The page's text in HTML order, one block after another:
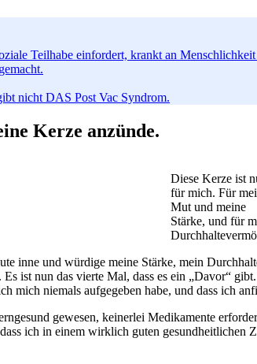
Teilhabe einfordert, krankt an
nicht DAS Post Vac Syndrom.
Kerze anzünde.
Diese Kerze ist
für mich. Für
Mut und meine
Stärke, und für
inne und würdige meine Stärke, mein
ist nun das vierte Mal, dass es ein „Davor“
mich niemals aufgegeben habe, und dass ich
gewesen, keinerlei Medikamente
ich in einem wirklich guten